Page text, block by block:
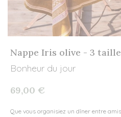
Nappe Iris olive - 3
Bonheur du jour
69,00 €
Que vous organisiez un dîner entre